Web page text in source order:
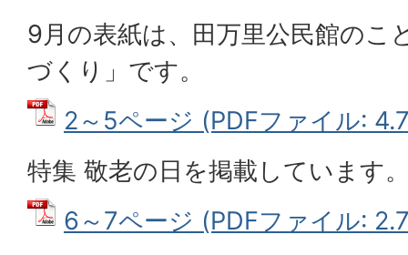
9月の表紙は、田万里公民館のこ
づくり」です。
2～5ページ (PDFファイル:
特集 敬老の日を掲載しています
6～7ページ (PDFファイル: